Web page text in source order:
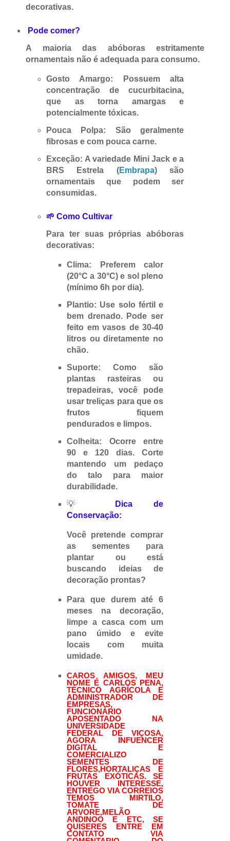
decorativas.
Pode comer?
A maioria das abóboras estritamente
ornamentais não é adequada para consumo.
Gosto Amargo: Possuem alta
concentração de cucurbitacina,
que as torna amargas e
potencialmente tóxicas.
Pouca Polpa: São geralmente
fibrosas e com pouca carne.
Exceção: A variedade Mini Jack e a
BRS Estrela (Embrapa) são
ornamentais que podem ser
consumidas.
🌱 Como Cultivar
Para ter suas próprias abóboras
decorativas:
Clima: Preferem calor
(20°C a 30°C) e sol pleno
(mínimo 6h por dia).
Plantio: Use solo fértil e
bem drenado. Pode ser
feito em vasos de 30-40
litros ou diretamente no
chão.
Suporte: Como são
plantas rasteiras ou
trepadeiras, você pode
usar treliças para que os
frutos fiquem
pendurados e limpos.
Colheita: Ocorre entre
90 e 120 dias. Corte
mantendo um pedaço
do talo para maior
durabilidade.
💡
Dica de
Conservação:
Você pretende comprar
as sementes para
plantar ou está
buscando ideias de
decoração prontas?
Para que durem até 6
meses na decoração,
limpe a casca com um
pano úmido e evite
locais com muita
umidade.
CAROS AMIGOS, MEU
NOME É CARLOS PENA,
TÉCNICO AGRÍCOLA E
ADMINISTRADOR DE
EMPRESAS,
FUNCIONÁRIO
APOSENTADO NA
UNIVERSIDADE
FEDERAL DE VIÇOSA,
AGORA INFUENCER
DIGITAL E
COMERCIALIZO
SEMENTES DE
FLORES,HORTALIÇAS E
FRUTAS EXÓTICAS. SE
HOUVER INTERESSE,
ENTREGO VIA CORREIOS
TEMOS MIRTILO,
TOMATE DE
ARVORE,MELÃO
ANDINOO E ETC, SE
QUISERES ENTRE EM
CONTATO VIA